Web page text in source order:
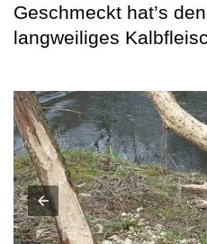
Geschmeckt hat’s
langweiliges